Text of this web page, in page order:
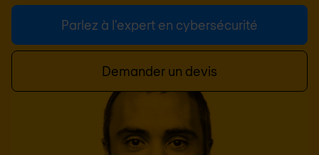
Parlez à l'expert en cybersécurité
Demander un devis